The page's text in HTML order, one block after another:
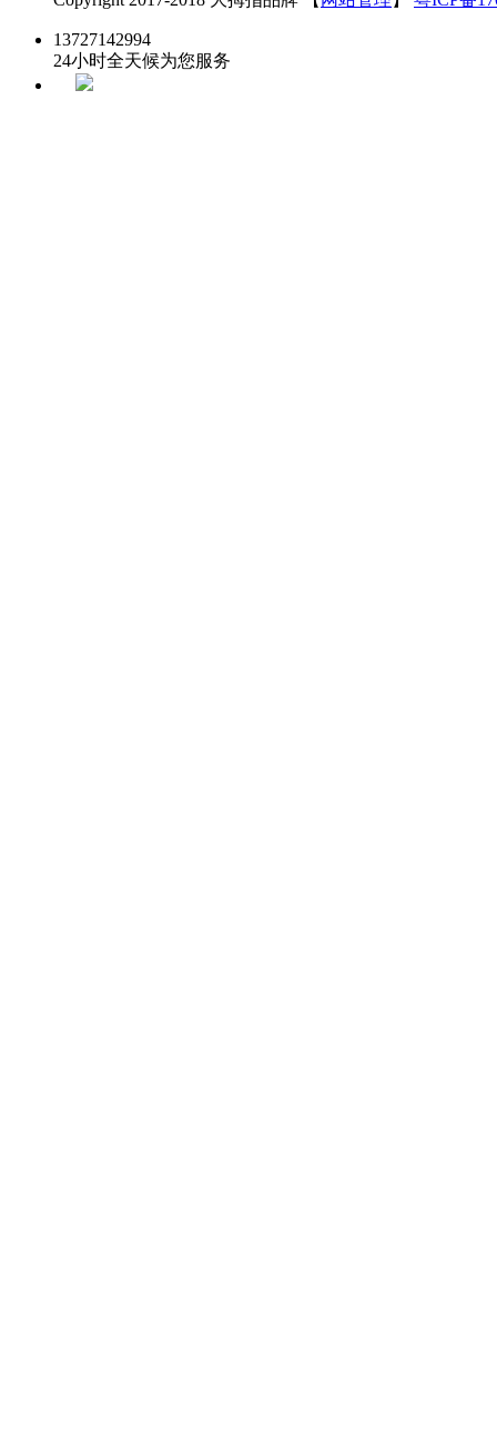
13727142994
24小时全天候为您服务